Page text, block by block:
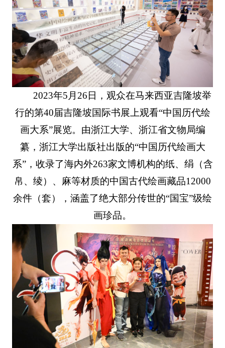
2023年5月26日，观众在马来西亚吉隆坡举
行的第40届吉隆坡国际书展上观看“中国历代绘
画大系”展览。由浙江大学、浙江省文物局编
纂，浙江大学出版社出版的“中国历代绘画大
系”，收录了海内外263家文博机构的纸、绢（含
帛、绫）、麻等材质的中国古代绘画藏品12000
余件（套），涵盖了绝大部分传世的“国宝”级绘
画珍品。